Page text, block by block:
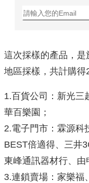
這次採樣的產品，
地區採樣，共計購得
1.百貨公司：新光三
華百樂園；
2.電子門市：霖源科
BEST倍適得、三井
東峰通訊器材行、由
3.連鎖賣場：家樂福